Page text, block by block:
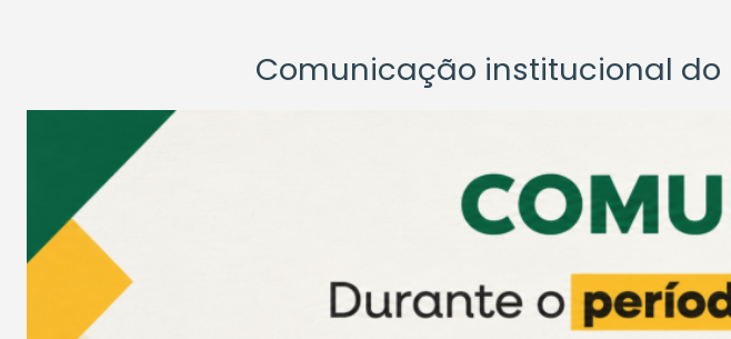
Comunicação institucional do